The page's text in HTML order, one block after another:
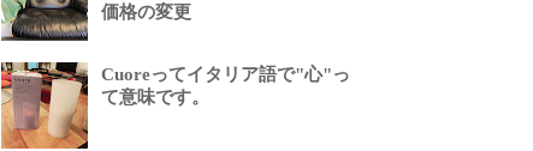
価格の変更
Cuoreってイタリア語で"心"っ
て意味です。